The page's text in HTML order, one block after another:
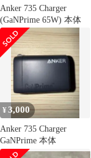
Anker 735 Charger
(GaNPrime 65W) 本体
¥3,000
Anker 735 Charger
GaNPrime 本体